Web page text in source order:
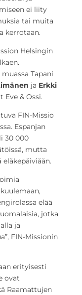
ei liity
tai muita
kerrotaan.
Helsingin
Tapani
ja Erkki
Eve & Ossi.
FIN-Missio
Espanjan
30 000
mutta
elää
jotka
ja
FIN-Missionin
erityisesti
ovat
Raamattujen